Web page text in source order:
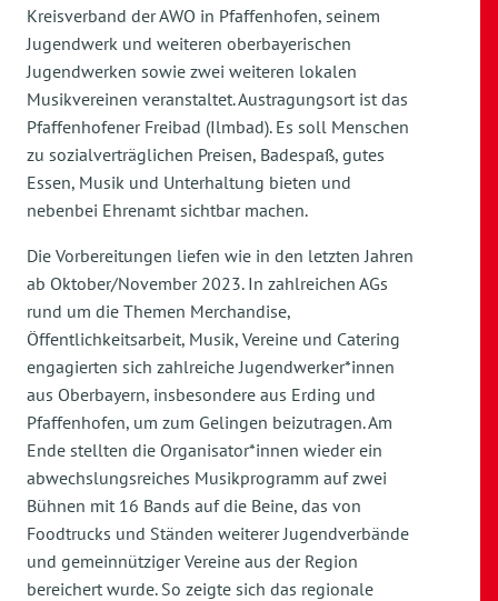
Kreisverband der AWO in Pfaffenhofen, seinem
Jugendwerk und weiteren oberbayerischen
Jugendwerken sowie zwei weiteren lokalen
Musikvereinen veranstaltet. Austragungsort ist das
Pfaffenhofener Freibad (Ilmbad). Es soll Menschen
zu sozialverträglichen Preisen, Badespaß, gutes
Essen, Musik und Unterhaltung bieten und
nebenbei Ehrenamt sichtbar machen.
Die Vorbereitungen liefen wie in den letzten Jahren
ab Oktober/November 2023. In zahlreichen AGs
rund um die Themen Merchandise,
Öffentlichkeitsarbeit, Musik, Vereine und Catering
engagierten sich zahlreiche Jugendwerker*innen
aus Oberbayern, insbesondere aus Erding und
Pfaffenhofen, um zum Gelingen beizutragen. Am
Ende stellten die Organisator*innen wieder ein
abwechslungsreiches Musikprogramm auf zwei
Bühnen mit 16 Bands auf die Beine, das von
Foodtrucks und Ständen weiterer Jugendverbände
und gemeinnütziger Vereine aus der Region
bereichert wurde. So zeigte sich das regionale